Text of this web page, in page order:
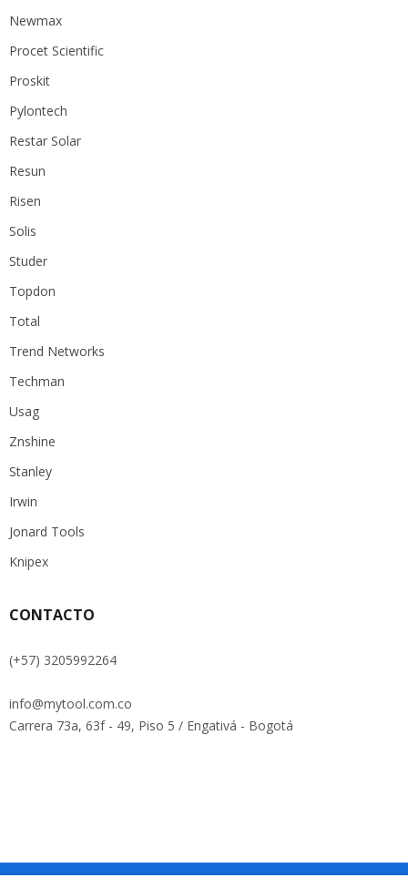
Newmax
Procet Scientific
Proskit
Pylontech
Restar Solar
Resun
Risen
Solis
Studer
Topdon
Total
Trend Networks
Techman
Usag
Znshine
Stanley
Irwin
Jonard Tools
Knipex
CONTACTO
(+57) 3205992264
info@mytool.com.co
Carrera 73a, 63f - 49, Piso 5 / Engativá - Bogotá